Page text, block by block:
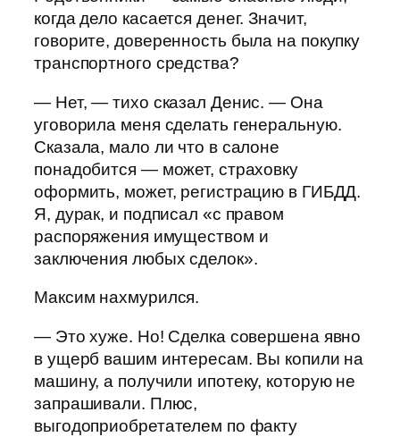
когда дело касается денег. Значит,
говорите, доверенность была на покупку
транспортного средства?
— Нет, — тихо сказал Денис. — Она
уговорила меня сделать генеральную.
Сказала, мало ли что в салоне
понадобится — может, страховку
оформить, может, регистрацию в ГИБДД.
Я, дурак, и подписал «с правом
распоряжения имуществом и
заключения любых сделок».
Максим нахмурился.
— Это хуже. Но! Сделка совершена явно
в ущерб вашим интересам. Вы копили на
машину, а получили ипотеку, которую не
запрашивали. Плюс,
выгодоприобретателем по факту